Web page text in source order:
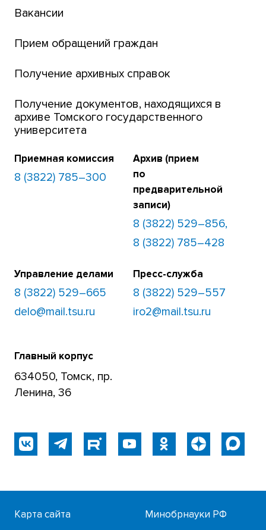
Платежи онлайн
Банк инициатив по развитию университета
Вакансии
Прием обращений граждан
Получение архивных справок
Получение документов, находящихся в
архиве Томского государственного
университета
Приемная комиссия
8 (3822) 785–300
Архив (прием
по
предварительной
записи)
8 (3822) 529–856,
8 (3822) 785–428
Управление делами
8 (3822) 529–665
delo@mail.tsu.ru
Пресс-служба
8 (3822) 529–557
iro2@mail.tsu.ru
Главный корпус
634050, Томск, пр.
Ленина, 36
Карта сайта Минобрнауки РФ